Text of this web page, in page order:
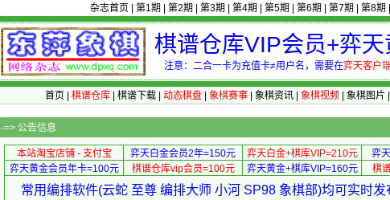
杂志首页 第1期 第2期 第3期 第4期 第5期 第6期 第7期 第8期
棋谱仓库VIP会员+弈
注意：二合一卡为充值卡≠用户名，需要在弈天客户
首页 棋谱仓库| 棋谱下载| 动态棋盘| 象棋赛事| 象棋资讯| 象棋视频 象棋图片
-=> 公告信息
本站淘宝店铺 - 支付宝 弈天白金会员2年=150元 弈天白金+棋库VIP=210元 弈
弈天黄金会员年卡=100元
棋谱仓库vip会员=100元 弈天黄金+棋库VIP=160元 棋
常用编排软件(云蛇 至尊 编排大师 小河 SP98 象棋部)均可实时